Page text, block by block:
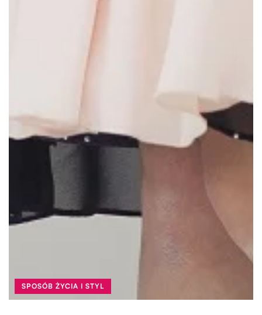
SPOSÓB ŻYCIA I STYL